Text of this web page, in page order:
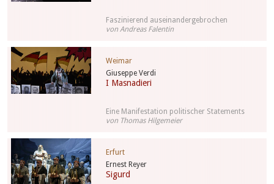
Faszinierend auseinandergebrochen
von Andreas Falentin
Giuseppe Verdi
I Masnadieri
Weimar
Eine Manifestation politischer Statements
von Thomas Hilgemeier
Ernest Reyer
Sigurd
Erfurt